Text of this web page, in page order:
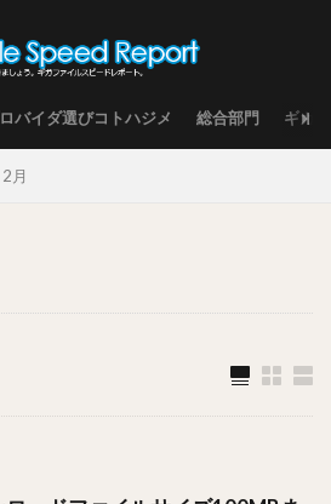
バイダ選びコトハジメ 総合部門 ギガ
2月